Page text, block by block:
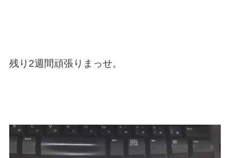
残り2週間頑張りまっせ。